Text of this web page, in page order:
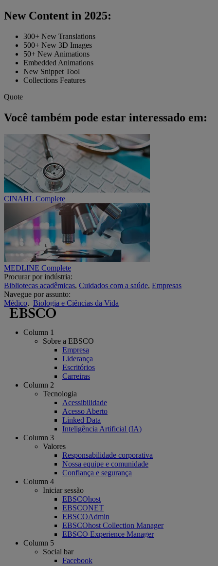
New Content in 2025:
300+ New Translations
500+ New 3D Images
50+ New Animations
Embedded Animations
New Snippet Tool
Collections Features
Quote
Você também pode estar interessado em:
CINAHL Complete
MEDLINE Complete
Procurar por indústria:
Bibliotecas acadêmicas, Cuidados com a saúde, Empresas
Navegue por assunto:
Médico, Biologia e Ciências da Vida
Column 1
Sobre a EBSCO
Empresa
Liderança
Escritórios
Carreiras
Column 2
Tecnologia
Acessibilidade
Acesso Aberto
Linked Data
Inteligência Artificial (IA)
Column 3
Valores
Responsabilidade corporativa
Nossa equipe e comunidade
Confiança e segurança
Column 4
Iniciar sessão
EBSCOhost
EBSCONET
EBSCOAdmin
EBSCOhost Collection Manager
EBSCO Experience Manager
Column 5
Social bar
Facebook